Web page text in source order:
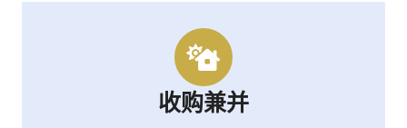
收购兼并